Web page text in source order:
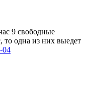
9 свободные
то одна из них выедет
04